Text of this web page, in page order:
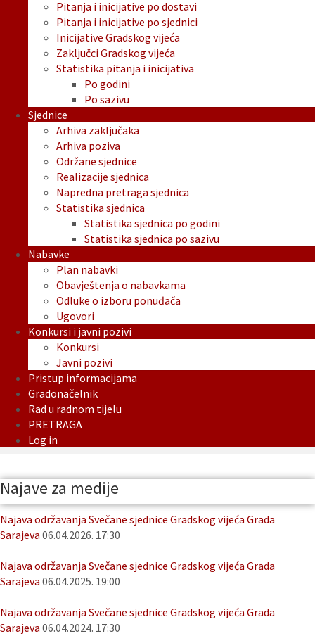
Pitanja i inicijative po dostavi
Pitanja i inicijative po sjednici
Inicijative Gradskog vijeća
Zaključci Gradskog vijeća
Statistika pitanja i inicijativa
Po godini
Po sazivu
Sjednice
Arhiva zaključaka
Arhiva poziva
Održane sjednice
Realizacije sjednica
Napredna pretraga sjednica
Statistika sjednica
Statistika sjednica po godini
Statistika sjednica po sazivu
Nabavke
Plan nabavki
Obavještenja o nabavkama
Odluke o izboru ponuđača
Ugovori
Konkursi i javni pozivi
Konkursi
Javni pozivi
Pristup informacijama
Gradonačelnik
Rad u radnom tijelu
PRETRAGA
Log in
Najave za medije
Najava održavanja Svečane sjednice Gradskog vijeća Grada
Sarajeva 06.04.2026. 17:30
Najava održavanja Svečane sjednice Gradskog vijeća Grada
Sarajeva 06.04.2025. 19:00
Najava održavanja Svečane sjednice Gradskog vijeća Grada
Sarajeva 06.04.2024. 17:30